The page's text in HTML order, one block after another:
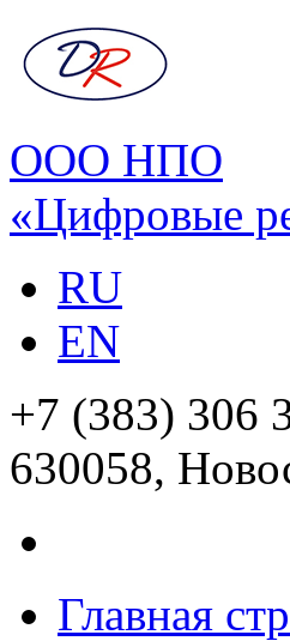
ООО НПО
«Цифровые
RU
EN
+7 (383) 306
630058,
Главная